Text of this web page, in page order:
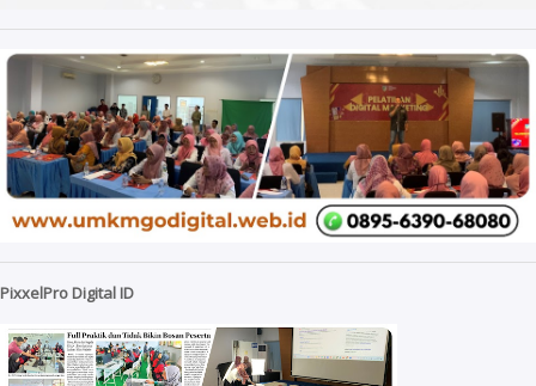
PixxelPro Digital ID